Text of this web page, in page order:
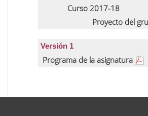
Curso 2017-18
Proyecto del
Versión 1
Programa de la asignatura